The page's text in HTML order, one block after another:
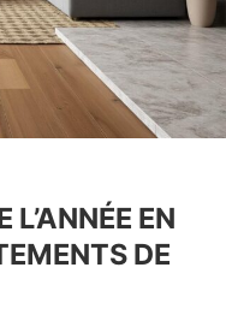
L’ANNÉE EN
DE